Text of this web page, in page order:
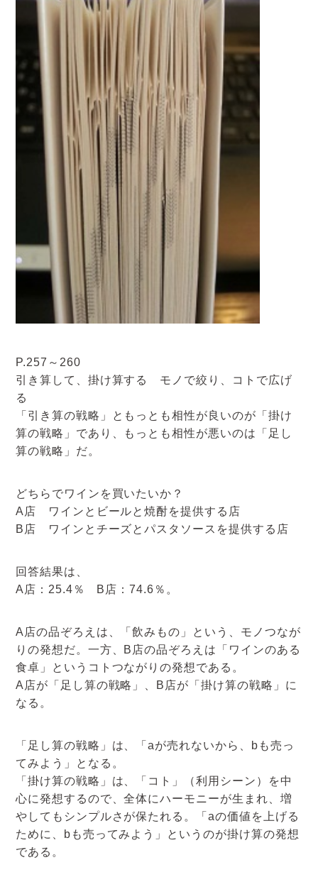
P.257～260
引き算して、掛け算する モノで絞り、コトで広げ
る
「引き算の戦略」ともっとも相性が良いのが「掛け
算の戦略」であり、もっとも相性が悪いのは「足し
算の戦略」だ。
どちらでワインを買いたいか？
A店 ワインとビールと焼酎を提供する店
B店 ワインとチーズとパスタソースを提供する店
回答結果は、
A店：25.4％ B店：74.6％。
A店の品ぞろえは、「飲みもの」という、モノつなが
りの発想だ。一方、B店の品ぞろえは「ワインのある
食卓」というコトつながりの発想である。
A店が「足し算の戦略」、B店が「掛け算の戦略」に
なる。
「足し算の戦略」は、「aが売れないから、bも売っ
てみよう」となる。
「掛け算の戦略」は、「コト」（利用シーン）を中
心に発想するので、全体にハーモニーが生まれ、増
やしてもシンプルさが保たれる。「aの価値を上げる
ために、bも売ってみよう」というのが掛け算の発想
である。